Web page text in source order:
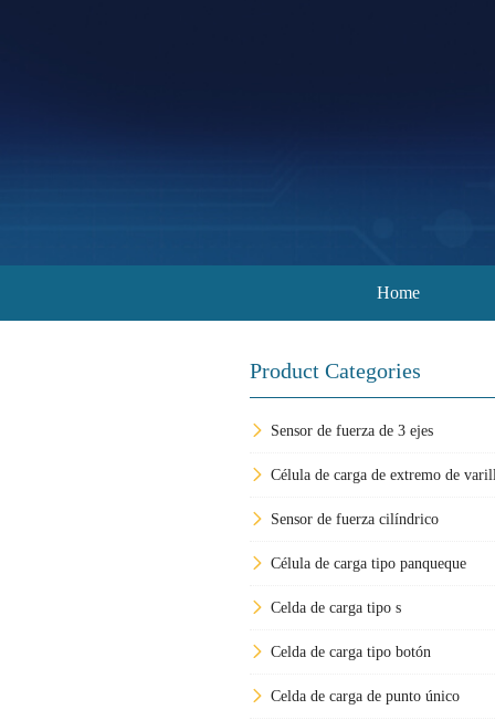
Home
Product Categories
Sensor de fuerza de 3 ejes
Célula de carga de extremo de
Sensor de fuerza cilíndrico
Célula de carga tipo panqueque
Celda de carga tipo s
Celda de carga tipo botón
Celda de carga de punto único